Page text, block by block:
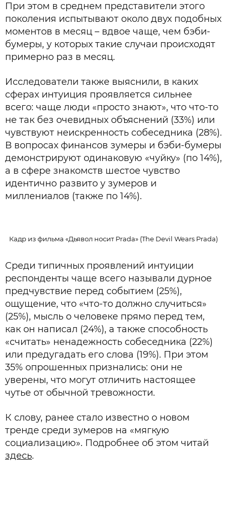
При этом в среднем представители этого
поколения испытывают около двух подобных
моментов в месяц – вдвое чаще, чем бэби-
бумеры, у которых такие случаи происходят
примерно раз в месяц.
Исследователи также выяснили, в каких
сферах интуиция проявляется сильнее
всего: чаще люди «просто знают», что что-то
не так без очевидных объяснений (33%) или
чувствуют неискренность собеседника (28%).
В вопросах финансов зумеры и бэби-бумеры
демонстрируют одинаковую «чуйку» (по 14%),
а в сфере знакомств шестое чувство
идентично развито у зумеров и
миллениалов (также по 14%).
Кадр из фильма «Дьявол носит Prada» (The Devil Wears Prada)
Среди типичных проявлений интуиции
респонденты чаще всего называли дурное
предчувствие перед событием (25%),
ощущение, что «что-то должно случиться»
(25%), мысль о человеке прямо перед тем,
как он написал (24%), а также способность
«считать» ненадежность собеседника (22%)
или предугадать его слова (19%). При этом
35% опрошенных признались: они не
уверены, что могут отличить настоящее
чутье от обычной тревожности.
К слову, ранее стало известно о новом
тренде среди зумеров на «мягкую
социализацию». Подробнее об этом читай
здесь.